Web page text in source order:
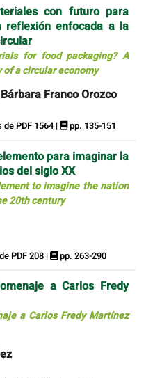
con futuro para
reflexión enfocada a la
for food packaging? A
a circular economy
Franco Orozco
de PDF 1564 | pp. 135-151
para imaginar la
del siglo XX
to imagine the nation
20th century
PDF 208 | pp. 263-290
a Carlos Fredy
a Carlos Fredy Martínez